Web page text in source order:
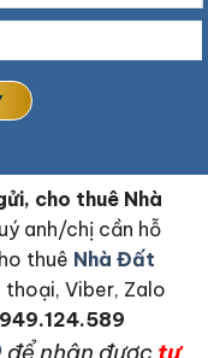
cho thuê Nhà
anh/chị cần hỗ
thuê Nhà Đất
Viber, Zalo
để nhận được tư